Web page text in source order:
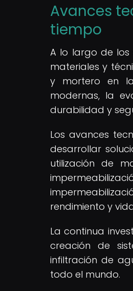
Avances
tiempo
A lo largo de los
materiales y
y mortero en
modernas, la
durabilidad y
Los avances
desarrollar
utilización de
rendimiento y
La continua
creación de
infiltración de
todo el mundo.